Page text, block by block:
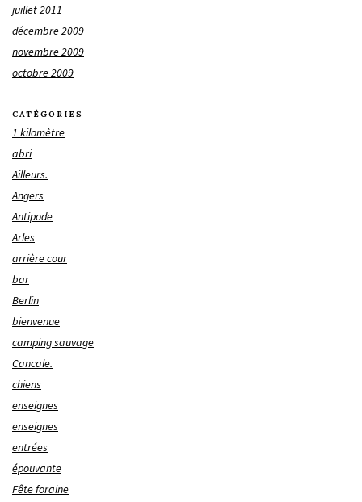
juillet 2011
décembre 2009
novembre 2009
octobre 2009
CATÉGORIES
1 kilomètre
abri
Ailleurs.
Angers
Antipode
Arles
arrière cour
bar
Berlin
bienvenue
camping sauvage
Cancale.
chiens
enseignes
enseignes
entrées
épouvante
Fête foraine